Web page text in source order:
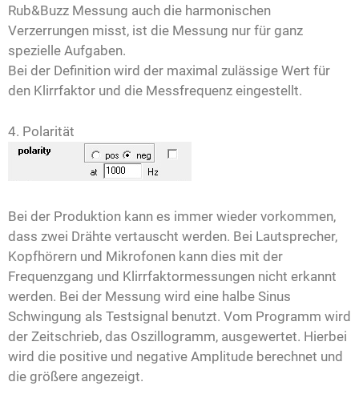
Rub&Buzz Messung auch die harmonischen
Verzerrungen misst, ist die Messung nur für ganz
spezielle Aufgaben.
Bei der Definition wird der maximal zulässige Wert für
den Klirrfaktor und die Messfrequenz eingestellt.
4. Polarität
Bei der Produktion kann es immer wieder vorkommen,
dass zwei Drähte vertauscht werden. Bei Lautsprecher,
Kopfhörern und Mikrofonen kann dies mit der
Frequenzgang und Klirrfaktormessungen nicht erkannt
werden. Bei der Messung wird eine halbe Sinus
Schwingung als Testsignal benutzt. Vom Programm wird
der Zeitschrieb, das Oszillogramm, ausgewertet. Hierbei
wird die positive und negative Amplitude berechnet und
die größere angezeigt.